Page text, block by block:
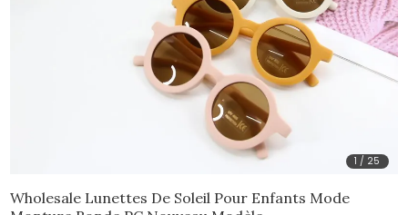
1 / 25
Wholesale Lunettes De Soleil Pour Enfants Mode